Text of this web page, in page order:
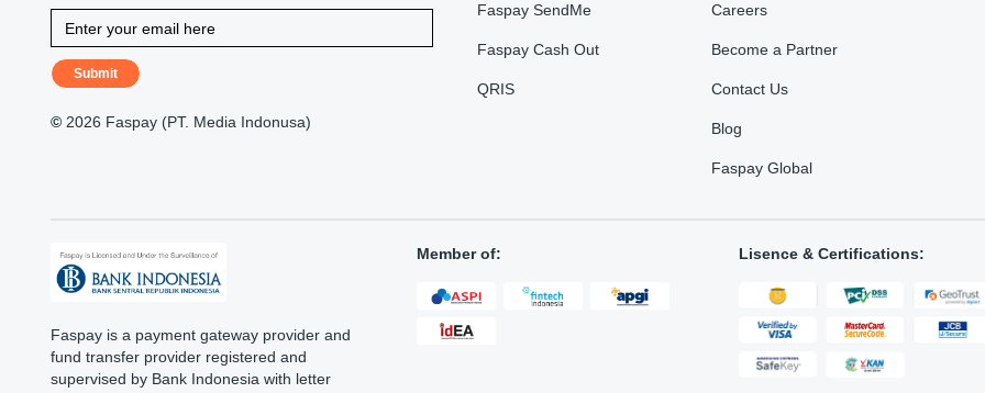
Submit
©2026 Faspay (PT. Media Indonusa)
Faspay SendMe
Faspay Cash Out
QRIS
Careers
Become a Partner
Contact Us
Blog
Faspay Global
Faspay is a payment gateway provider and
fund transfer provider registered and
supervised by Bank Indonesia with letter
Member of: Lisence & Certifications: